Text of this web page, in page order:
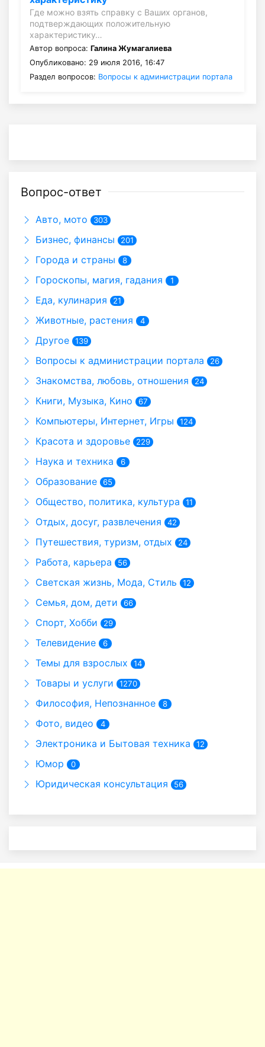
Где можно взять справку с Ваших органов,
подтверждающих положительную
характеристику…
Автор вопроса: Галина Жумагалиева
Опубликовано: 29 июля 2016, 16:47
Раздел вопросов: Вопросы к администрации портала
Вопрос-ответ
Авто, мото 303
Бизнес, финансы 201
Города и страны 8
Гороскопы, магия, гадания 1
Еда, кулинария 21
Животные, растения 4
Другое 139
Вопросы к администрации портала 26
Знакомства, любовь, отношения 24
Книги, Музыка, Кино 67
Компьютеры, Интернет, Игры 124
Красота и здоровье 229
Наука и техника 6
Образование 65
Общество, политика, культура 11
Отдых, досуг, развлечения 42
Путешествия, туризм, отдых 24
Работа, карьера 56
Светская жизнь, Мода, Стиль 12
Семья, дом, дети 66
Спорт, Хобби 29
Телевидение 6
Темы для взрослых 14
Товары и услуги 1270
Философия, Непознанное 8
Фото, видео 4
Электроника и Бытовая техника 12
Юмор 0
Юридическая консультация 56